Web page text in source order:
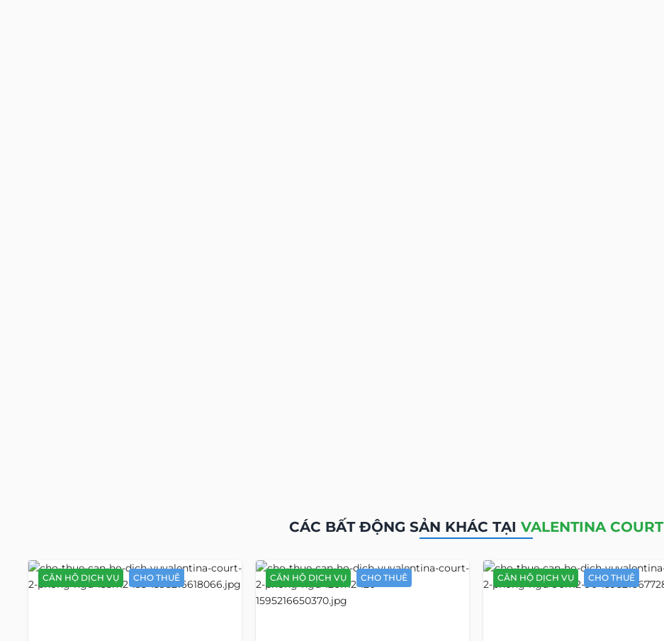
CÁC BẤT ĐỘNG SẢN KHÁC TẠI VALENTINA COURT
CĂN HỘ DỊCH VỤ CHO THUÊ CĂN HỘ DỊCH VỤ CHO THUÊ CĂN HỘ DỊCH VỤ CHO THUÊ